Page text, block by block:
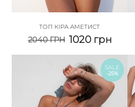
ТОП КІРА АМЕТИСТ
2040ГРН 1020 грн
SALE
-25%